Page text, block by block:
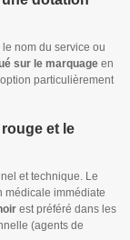
nom du service ou
sur le marquage en
particulièrement
et le
et technique. Le
médicale immédiate
est préféré dans les
(agents de